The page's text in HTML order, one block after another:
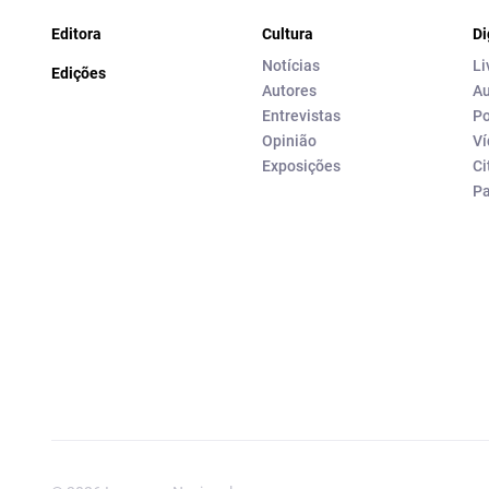
Editora
Edições
Cultura
Notícias
Autores
Entrevistas
Opinião
Exposições